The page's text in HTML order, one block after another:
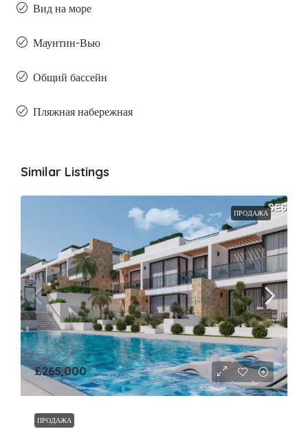
Вид на море
Маунтин-Вью
Общий бассейн
Пляжная набережная
Similar Listings
ПРОДАЖА
£265,000
ПРОДАЖА